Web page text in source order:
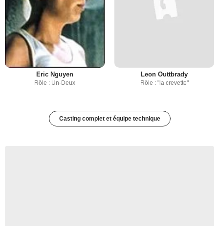
Eric Nguyen
Rôle : Un-Deux
Leon Outtbrady
Rôle : "la crevette"
Casting complet et équipe technique